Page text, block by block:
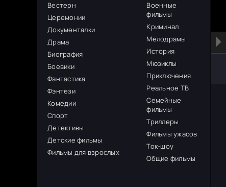
Вестерн
Церемонии
Документалки
Драма
Биография
Боевики
Фантастика
Фэнтези
Комедии
Спорт
Детективы
Детские фильмы
Фильмы для взрослых
Военные
фильмы
Криминал
Мелодрамы
История
Мюзиклы
Приключения
Реальное ТВ
Семейные
фильмы
Триллеры
Фильмы ужасов
Ток-шоу
Общие фильмы